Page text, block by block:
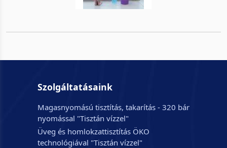
Szolgáltatásaink
Magasnyomású tisztítás, takarítás - 320 bár
nyomással "Tisztán vízzel"
Üveg és homlokzattisztítás ÖKO
technológiával "Tisztán vízzel"